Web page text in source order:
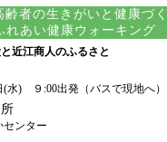
齢者の生きがいと健康づ
れあい健康ウォーキング
近江商人のふるさと
(水) ９:00出発（バスで現地へ）
センター